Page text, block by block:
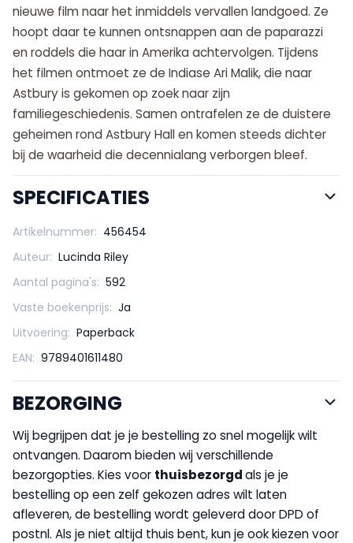
nieuwe film naar het inmiddels vervallen landgoed. Ze
hoopt daar te kunnen ontsnappen aan de paparazzi
en roddels die haar in Amerika achtervolgen. Tijdens
het filmen ontmoet ze de Indiase Ari Malik, die naar
Astbury is gekomen op zoek naar zijn
familiegeschiedenis. Samen ontrafelen ze de duistere
geheimen rond Astbury Hall en komen steeds dichter
bij de waarheid die decennialang verborgen bleef.
SPECIFICATIES
Artikelnummer: 456454
Auteur: Lucinda Riley
Aantal pagina's: 592
Vaste boekenprijs: Ja
Uitvoering: Paperback
EAN: 9789401611480
BEZORGING
Wij begrijpen dat je je bestelling zo snel mogelijk wilt
ontvangen. Daarom bieden wij verschillende
bezorgopties. Kies voor thuisbezorgdals je je
bestelling op een zelf gekozen adres wilt laten
afleveren, de bestelling wordt geleverd door DPD of
postnl. Als je niet altijd thuis bent, kun je ook kiezen voor